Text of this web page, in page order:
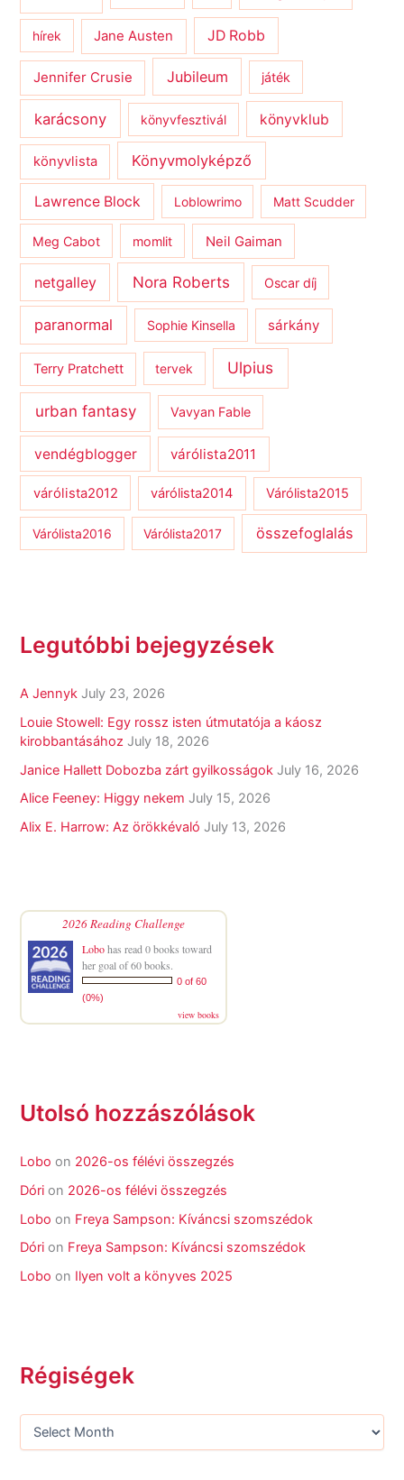
hírek Jane Austen JD Robb
Jennifer Crusie Jubileum játék
karácsony könyvfesztivál könyvklub
könyvlista Könyvmolyképző
Lawrence Block Loblowrimo Matt Scudder
Meg Cabot momlit Neil Gaiman
netgalley Nora Roberts Oscar díj
paranormal Sophie Kinsella sárkány
Terry Pratchett tervek Ulpius
urban fantasy Vavyan Fable
vendégblogger várólista2011
várólista2012 várólista2014 Várólista2015
Várólista2016 Várólista2017 összefoglalás
Legutóbbi bejegyzések
A Jennyk July 23, 2026
Louie Stowell: Egy ​rossz isten útmutatója a káosz
kirobbantásához July 18, 2026
Janice Hallett Dobozba zárt gyilkosságok July 16, 2026
Alice Feeney: Higgy nekem July 15, 2026
Alix E. Harrow: Az örökkévaló July 13, 2026
2026 Reading Challenge
Lobohas read 0 books toward
her goal of 60 books.
0 of 60
(0%)
view books
Utolsó hozzászólások
Lobo on 2026-os félévi összegzés
Dóri on 2026-os félévi összegzés
Lobo on Freya Sampson: Kíváncsi szomszédok
Dóri on Freya Sampson: Kíváncsi szomszédok
Lobo on Ilyen volt a könyves 2025
Régiségek